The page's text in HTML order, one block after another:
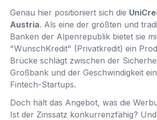
Genau hier positioniert sich die
Austria. Als eine der größten und
Banken der Alpenrepublik bietet sie
"WunschKredit" (Privatkredit) ein
Brücke schlägt zwischen der
Großbank und der Geschwindigkeit
Fintech-Startups.
Doch hält das Angebot, was die
Ist der Zinssatz konkurrenzfähig?